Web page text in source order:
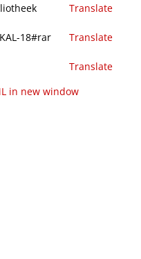
Translate
18#rar Translate
Translate
in new window